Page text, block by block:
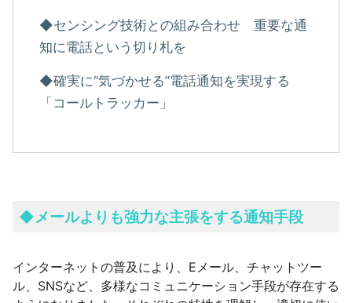
◆センシング技術との組み合わせ 重要な通
知に電話という切り札を
◆確実に“気づかせる”電話通知を実現する
「コールトラッカー」
◆メールよりも強力な主張をする通知手段
インターネットの普及により、Eメール、チャットツー
ル、SNSなど、多様なコミュニケーション手段が存在する